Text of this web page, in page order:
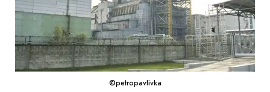
МАРІУПОЛЬСЬКІ МАРГІНАЛІЇ
ДОСЛІДНИЦЬКА ПЛАТФОРМА
ЗАПАЛЕННЯ
CARPATHIAN CULT ПРО РІЗДВЯНІ СВЯТА
©petropavlivka